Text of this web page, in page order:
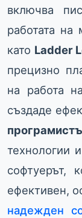
включва
работата на
като Ladder
прецизно
на работа
създаде
технологии
софтуерът,
ефективен,
надежден